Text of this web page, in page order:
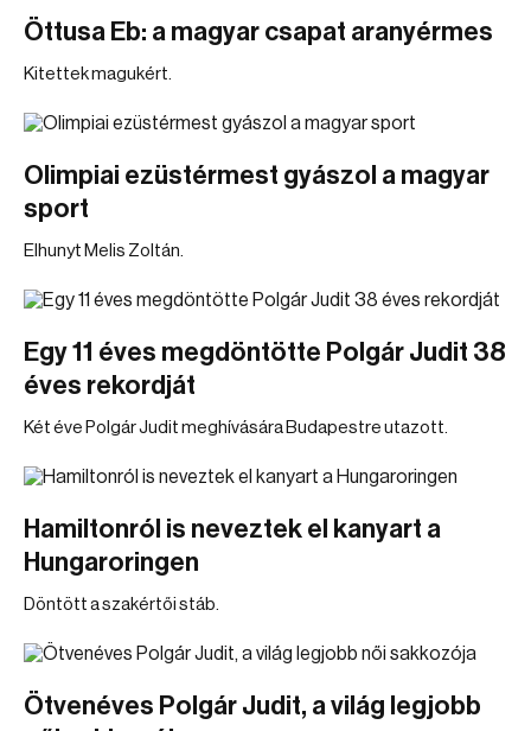
Öttusa Eb: a magyar csapat aranyérmes
Kitettek magukért.
Olimpiai ezüstérmest gyászol a magyar
sport
Elhunyt Melis Zoltán.
Egy 11 éves megdöntötte Polgár Judit 38
éves rekordját
Két éve Polgár Judit meghívására Budapestre utazott.
Hamiltonról is neveztek el kanyart a
Hungaroringen
Döntött a szakértői stáb.
Ötvenéves Polgár Judit, a világ legjobb